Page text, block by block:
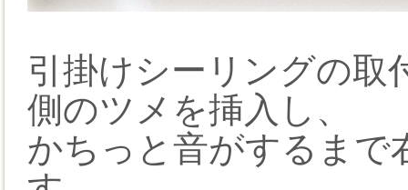
引掛けシーリングの取
側のツメを挿入し、
かちっと音がするまで